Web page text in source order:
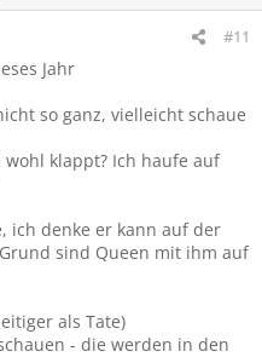
#11
Jahr
so ganz, vielleicht schaue
wohl klappt? Ich haufe auf
ich denke er kann auf der
sind Queen mit ihm auf
als Tate)
- die werden in den